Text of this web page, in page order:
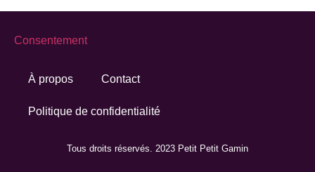
Tous droits réservés. 2023 Petit Petit Gamin
À propos Contact
Politique de confidentialité
Consentement